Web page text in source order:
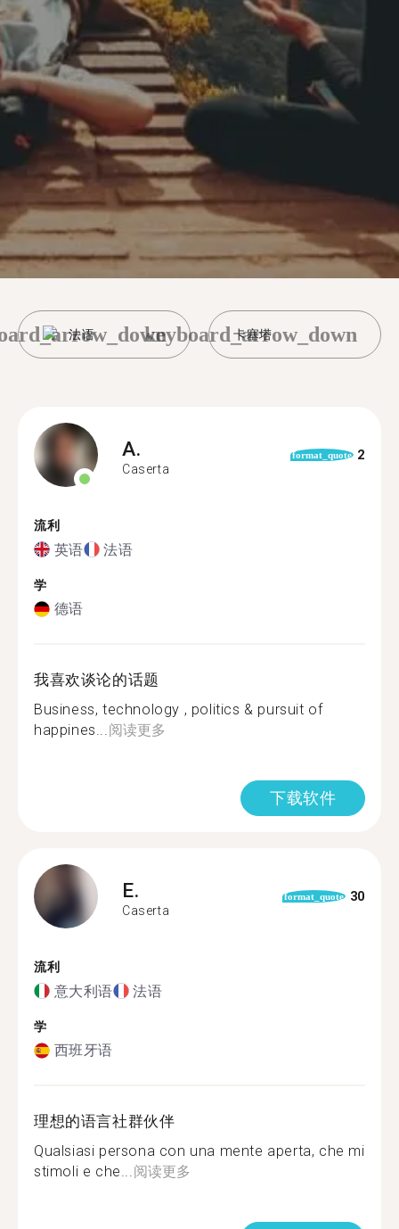
法语 卡塞塔
keyboard_arrow_down
A.
Caserta
format_quote 2
流利
英语 法语
学
德语
我喜欢谈论的话题
Business, technology , politics & pursuit of
happines...阅读更多
下载软件
E.
Caserta
format_quote 30
流利
意大利语 法语
学
西班牙语
理想的语言社群伙伴
Qualsiasi persona con una mente aperta, che mi
stimoli e che...阅读更多